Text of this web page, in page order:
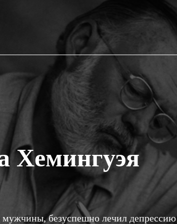
Хемингуэя
мужчины, безуспешно лечил депрессию